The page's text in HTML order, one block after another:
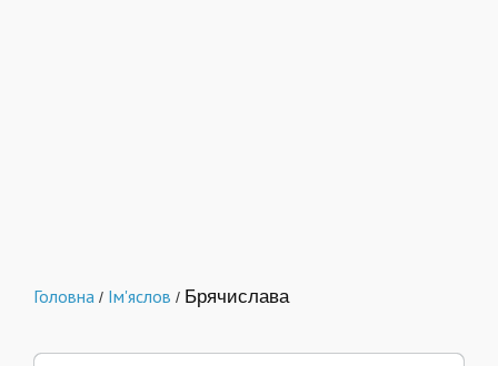
Головна / Ім'яслов / Брячислава